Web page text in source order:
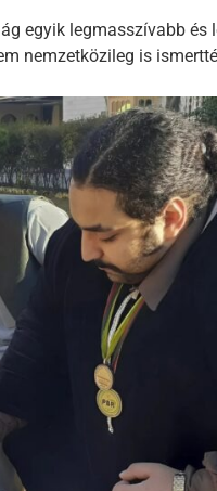
egyik legmasszívabb és
nemzetközileg is